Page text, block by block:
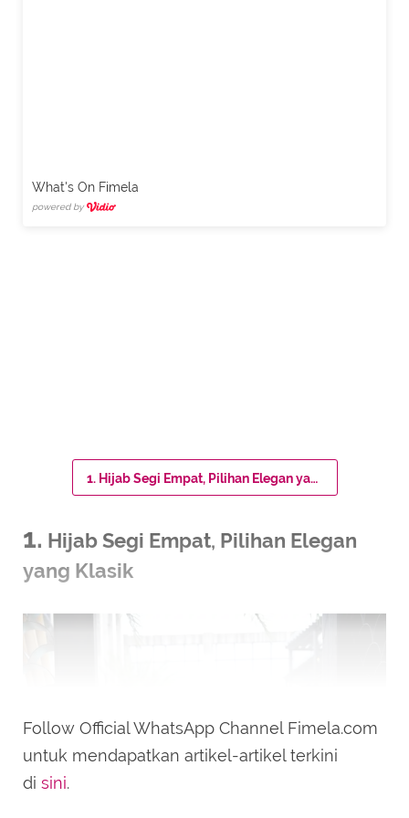
What's On Fimela
powered by
1. Hijab Segi Empat, Pilihan Elegan yang Klasik
1. Hijab Segi Empat, Pilihan Elegan
yang Klasik
Follow Official WhatsApp Channel Fimela.com
untuk mendapatkan artikel-artikel terkini
di sini.